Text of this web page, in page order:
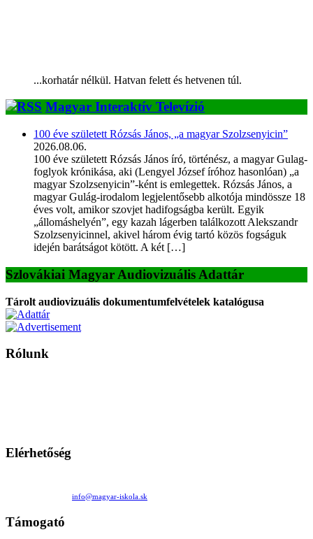
...korhatár nélkül. Hatvan felett és hetvenen túl.
Magyar Interaktív Televízió
100 éve született Rózsás János, „a magyar Szolzsenyicin”
2026.08.06.
100 éve született Rózsás János író, történész, a magyar Gulag-
foglyok krónikása, aki (Lengyel József íróhoz hasonlóan) „a
magyar Szolzsenyicin”-ként is emlegettek. Rózsás János, a
magyar Gulág-irodalom legjelentősebb alkotója mindössze 18
éves volt, amikor szovjet hadifogságba került. Egyik
„állomáshelyén”, egy kazah lágerben találkozott Alekszandr
Szolzsenyicinnel, akivel három évig tartó közös fogságuk
idején barátságot kötött. A két […]
Szlovákiai Magyar Audiovizuális Adattár
Tárolt audiovizuális dokumentumfelvételek katalógusa
Rólunk
Elérhetőség
info@magyar-iskola.sk
Támogató